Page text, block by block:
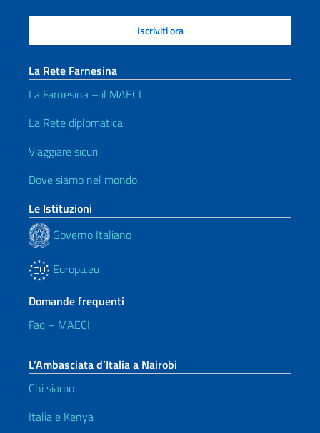
La Rete Farnesina
La Farnesina – il MAECI
La Rete diplomatica
Viaggiare sicuri
Dove siamo nel mondo
Le Istituzioni
Governo Italiano
Europa.eu
Domande frequenti
Faq – MAECI
L’Ambasciata d’Italia a Nairobi
Chi siamo
Italia e Kenya